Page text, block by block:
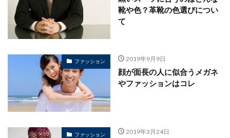
靴や色？革靴の色選びについ
て
ファッション 2019年9月9日
顔が面長の人に似合うメガネ
やファッションはコレ
ファッション 2019年3月24日